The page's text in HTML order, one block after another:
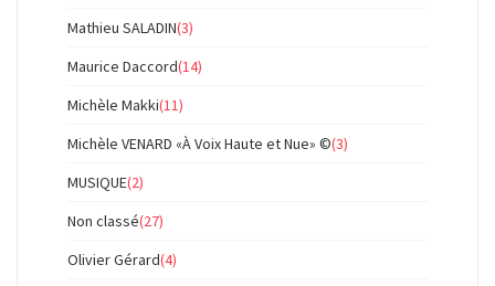
Mathieu SALADIN(3)
Maurice Daccord(14)
Michèle Makki(11)
Michèle VENARD «À Voix Haute et Nue» ©(3)
MUSIQUE(2)
Non classé(27)
Olivier Gérard(4)